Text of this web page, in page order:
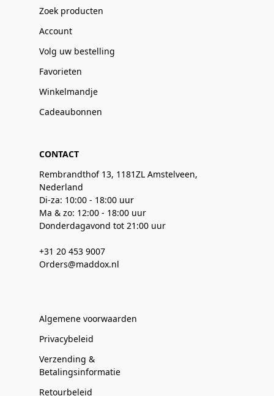
Zoek producten
Account
Volg uw bestelling
Favorieten
Winkelmandje
Cadeaubonnen
CONTACT
Rembrandthof 13, 1181ZL Amstelveen,
Nederland
Di-za: 10:00 - 18:00 uur
Ma & zo: 12:00 - 18:00 uur
Donderdagavond tot 21:00 uur
+31 20 453 9007
Orders@maddox.nl
Algemene voorwaarden
Privacybeleid
Verzending &
Betalingsinformatie
Retourbeleid